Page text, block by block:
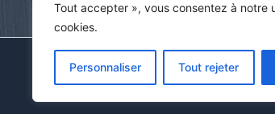
Tout accepter », vous consentez à notre
cookies.
Personnaliser Tout rejeter